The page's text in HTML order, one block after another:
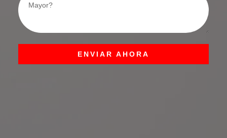
ENVIAR AHORA